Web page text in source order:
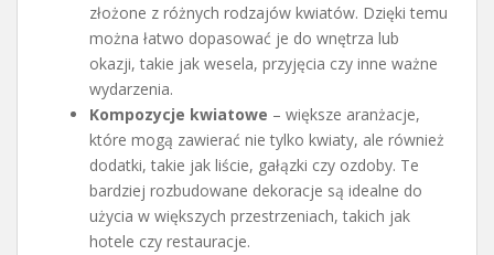
złożone z różnych rodzajów kwiatów. Dzięki temu
można łatwo dopasować je do wnętrza lub
okazji, takie jak wesela, przyjęcia czy inne ważne
wydarzenia.
Kompozycje kwiatowe – większe aranżacje,
które mogą zawierać nie tylko kwiaty, ale również
dodatki, takie jak liście, gałązki czy ozdoby. Te
bardziej rozbudowane dekoracje są idealne do
użycia w większych przestrzeniach, takich jak
hotele czy restauracje.